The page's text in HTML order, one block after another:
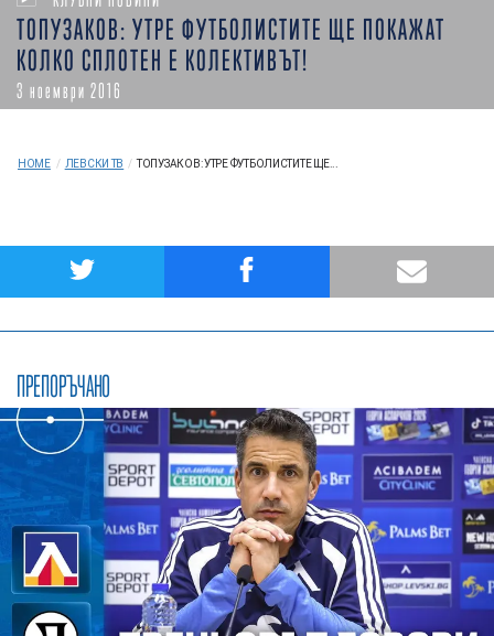
ТОПУЗАКОВ: УТРЕ ФУТБОЛИСТИТЕ ЩЕ ПОКАЖАТ
КОЛКО СПЛОТЕН Е КОЛЕКТИВЪТ!
3 ноември 2016
HOME / ЛЕВСКИ ТВ / ТОПУЗАКОВ: УТРЕ ФУТБОЛИСТИТЕ ЩЕ...
ПРЕПОРЪЧАНО